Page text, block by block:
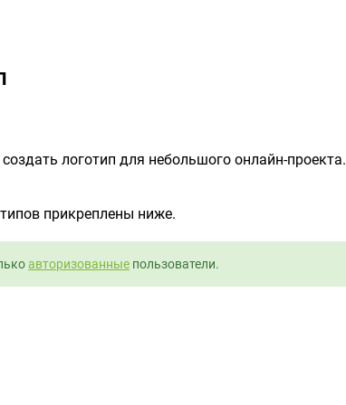
логотип для небольшого онлайн-проекта.
прикреплены ниже.
авторизованные пользователи.